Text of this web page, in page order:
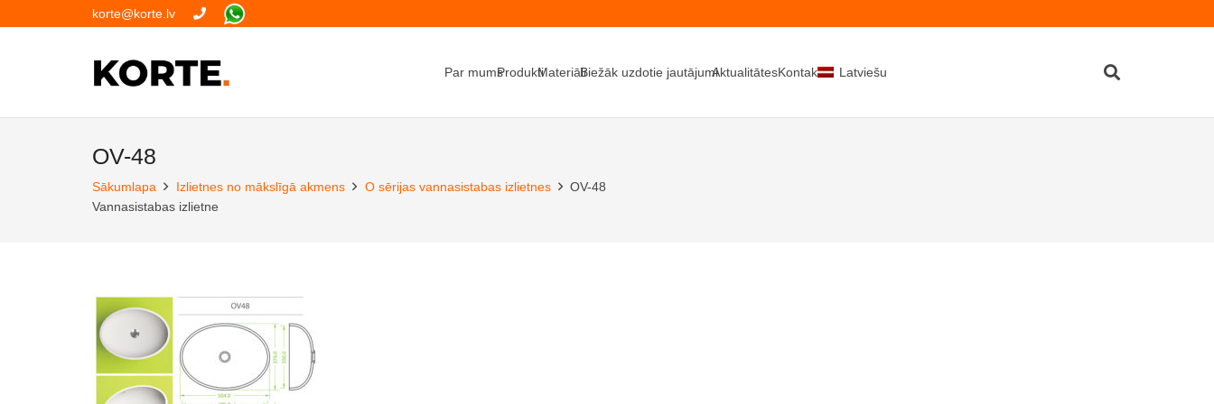
korte@korte.lv
Par mumsProduktiMateriāliBiežāk uzdotie jautājumiAktualitātesKontakti Latviešu
OV-48
Sākumlapa Izlietnes no mākslīgā akmens O sērijas vannasistabas izlietnes
OV-48
Vannasistabas izlietne